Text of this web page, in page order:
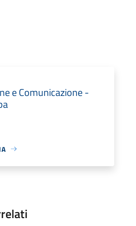
e Comunicazione -